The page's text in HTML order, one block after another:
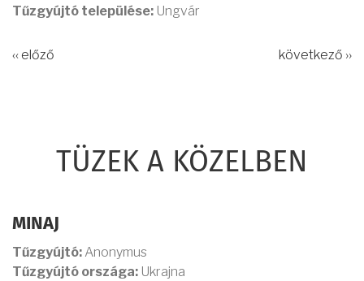
Tűzgyújtó települése: Ungvár
‹‹ előző következő ››
TÜZEK A KÖZELBEN
MINAJ
Tűzgyújtó: Anonymus
Tűzgyújtó országa: Ukrajna